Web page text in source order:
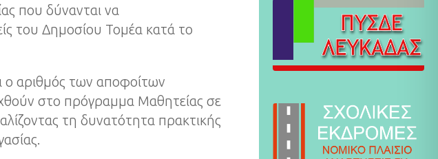
που δύνανται να
του Δημοσίου Τομέα κατά το
ο αριθμός των αποφοίτων
στο πρόγραμμα Μαθητείας σε
τη δυνατότητα πρακτικής